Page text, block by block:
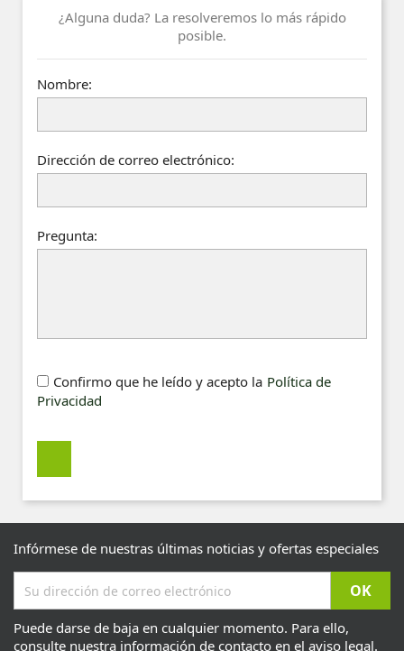
¿Alguna duda? La resolveremos lo más rápido
posible.
Nombre:
Dirección de correo electrónico:
Pregunta:
Confirmo que he leído y acepto la Política de
Privacidad
Infórmese de nuestras últimas noticias y ofertas especiales
Puede darse de baja en cualquier momento. Para ello,
consulte nuestra información de contacto en el aviso legal.